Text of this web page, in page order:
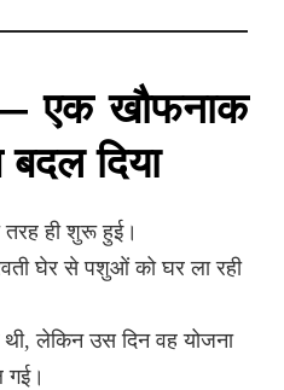
— एक खौफनाक
दिया
तरह ही शुरू हुई।
घेर से पशुओं को घर ला रही
लेकिन उस दिन वह योजना
गई।